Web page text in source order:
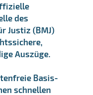
des
Justiz (BMJ)
Auszüge.
Basis-
schnellen